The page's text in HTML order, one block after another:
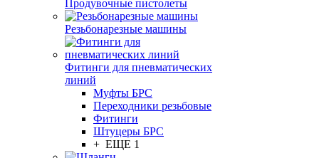
Продувочные пистолеты
Резьбонарезные машины
Фитинги для пневматических
линий
Муфты БРС
Переходники резьбовые
Фитинги
Штуцеры БРС
+ ЕЩЕ 1